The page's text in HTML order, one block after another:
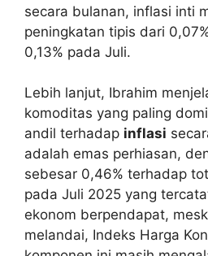
secara bulanan, inflasi inti
peningkatan tipis dari
0,13% pada Juli.
Lebih lanjut, Ibrahim
komoditas yang paling
andil terhadap inflasi
adalah emas perhiasan,
sebesar 0,46% terhadap
pada Juli 2025 yang
ekonom berpendapat,
melandai, Indeks Harga